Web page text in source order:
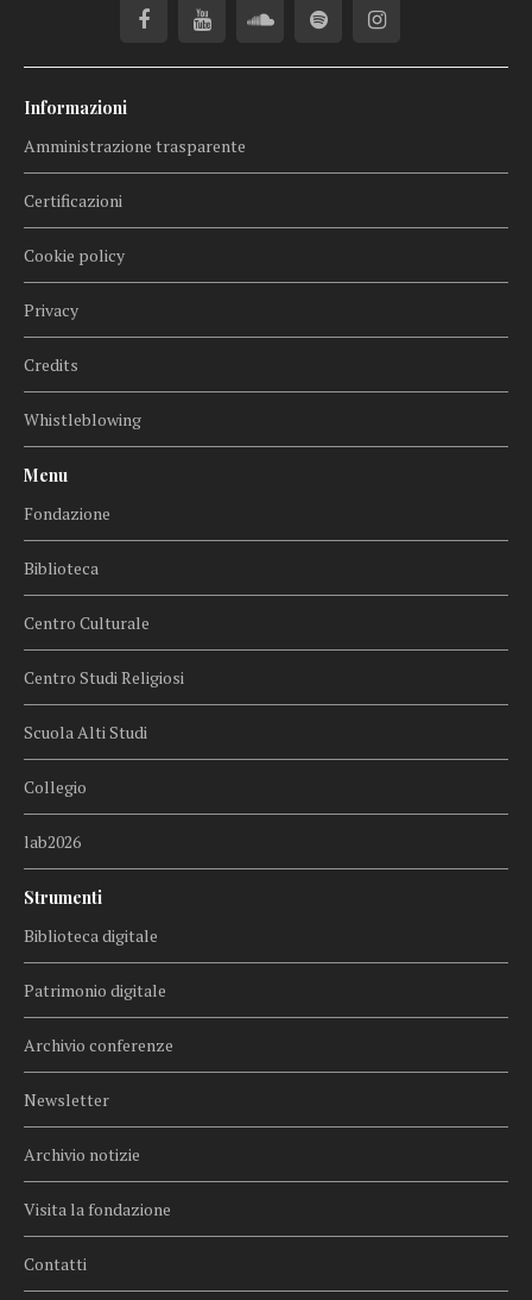
Informazioni
Amministrazione trasparente
Certificazioni
Cookie policy
Privacy
Credits
Whistleblowing
Menu
Fondazione
Biblioteca
Centro Culturale
Centro Studi Religiosi
Scuola Alti Studi
Collegio
lab2026
Strumenti
Biblioteca digitale
Patrimonio digitale
Archivio conferenze
Newsletter
Archivio notizie
Visita la fondazione
Contatti